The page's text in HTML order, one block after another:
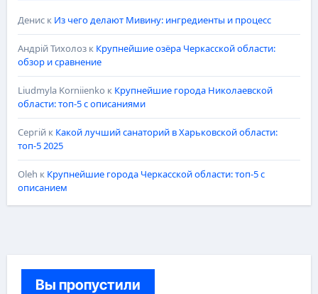
Дениск Из чего делают Мивину: ингредиенты и процесс
Андрій Тихолозк Крупнейшие озёра Черкасской области:
обзор и сравнение
Liudmyla Korniienko к Крупнейшие города Николаевской
области: топ-5 с описаниями
Сергійк Какой лучший санаторий в Харьковской области:
топ-5 2025
Oleh к Крупнейшие города Черкасской области: топ-5 с
описанием
Вы пропустили